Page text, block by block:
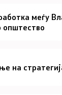
меѓу
општество
на